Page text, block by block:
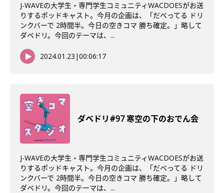
J-WAVEの大学生・専門学生コミュニティWACDOESがお送
りするポッドキャスト。今月の企画は、「だべってる ドリ
ンクバーで 2時間半。今日の空きコマ 勝ち確定。」略して
ダベドリ。今回のテーマは、...
2024.01.23 |00:06:17
ダベドリ#97 寒空の下のおでん会
J-WAVEの大学生・専門学生コミュニティWACDOESがお送
りするポッドキャスト。今月の企画は、「だべってる ドリ
ンクバーで 2時間半。今日の空きコマ 勝ち確定。」略して
ダベドリ。今回のテーマは、...